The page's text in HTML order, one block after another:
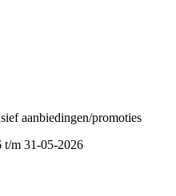
aanbiedingen/promoties
t/m 31-05-2026